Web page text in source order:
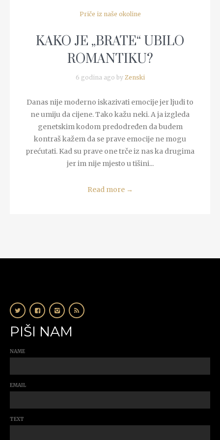
Priče iz naše okoline
KAKO JE „BRATE“ UBILO
ROMANTIKU?
6 godina ago by Zenski
Danas nije moderno iskazivati emocije jer ljudi to
ne umiju da cijene. Tako kažu neki. A ja izgleda
genetskim kodom predodređen da budem
kontraš kažem da se prave emocije ne mogu
prećutati. Kad su prave one trče iz nas ka drugima
jer im nije mjesto u tišini...
Read more →
PIŠI NAM
NAME
EMAIL
TEXT